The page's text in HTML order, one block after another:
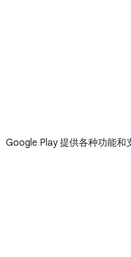
Google Play 提供各种功能和